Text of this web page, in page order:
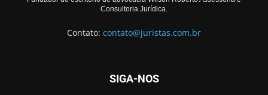
Consultoria Jurídica.
Contato: contato@juristas.com.br
SIGA-NOS